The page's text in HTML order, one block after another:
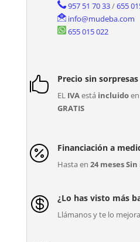
957 51 70 33/655
info@mudeba.com
655 015 022
 Precio sin sorpresas
EL IVAestá incluidoen
GRATIS
 Financiación a
Hasta en 24 meses
 ¿Lo has visto más
Llámanos y te lo